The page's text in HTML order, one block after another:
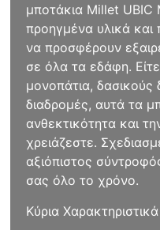
μποτάκια Millet UBIC
προηγμένα υλικά
να προσφέρουν
σε όλα τα εδάφη.
μονοπάτια, δασικούς
διαδρομές, αυτά τα
ανθεκτικότητα και
χρειάζεστε.
αξιόπιστος
σας όλο το χρόνο.
Κύρια